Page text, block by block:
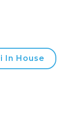
In House